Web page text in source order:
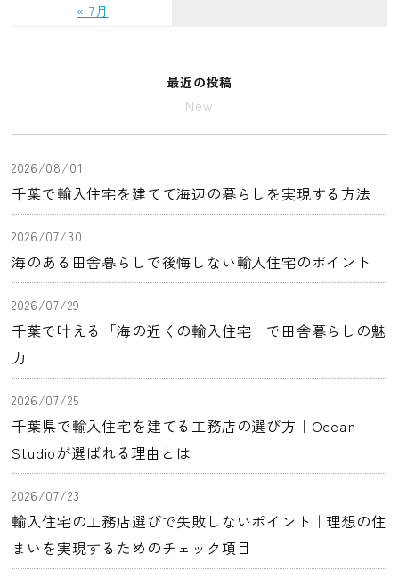
« 7月
最近の投稿
New
2026/08/01
千葉で輸入住宅を建てて海辺の暮らしを実現する方法
2026/07/30
海のある田舎暮らしで後悔しない輸入住宅のポイント
2026/07/29
千葉で叶える「海の近くの輸入住宅」で田舎暮らしの魅
力
2026/07/25
千葉県で輸入住宅を建てる工務店の選び方｜Ocean
Studioが選ばれる理由とは
2026/07/23
輸入住宅の工務店選びで失敗しないポイント｜理想の住
まいを実現するためのチェック項目